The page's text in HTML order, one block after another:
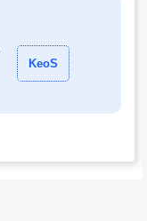
KeoS